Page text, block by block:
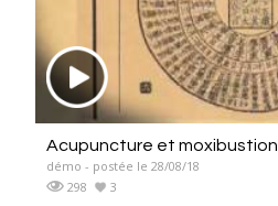
Acupuncture et moxibustion
démo - postée le 28/08/18
298
3